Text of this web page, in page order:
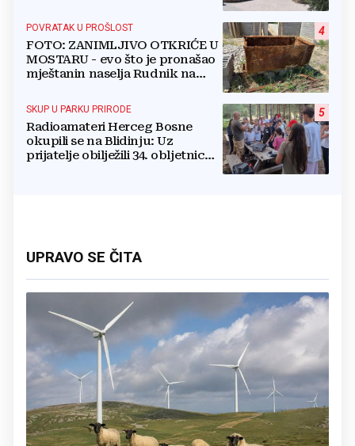
4
POVRATAK U PROŠLOST
FOTO: ZANIMLJIVO OTKRIĆE U
MOSTARU - evo što je pronašao
mještanin naselja Rudnik na
5
SKUP U PARKU PRIRODE
Radioamateri Herceg Bosne
okupili se na Blidinju: Uz
prijatelje obilježili 34. obljetnicu
UPRAVO SE ČITA